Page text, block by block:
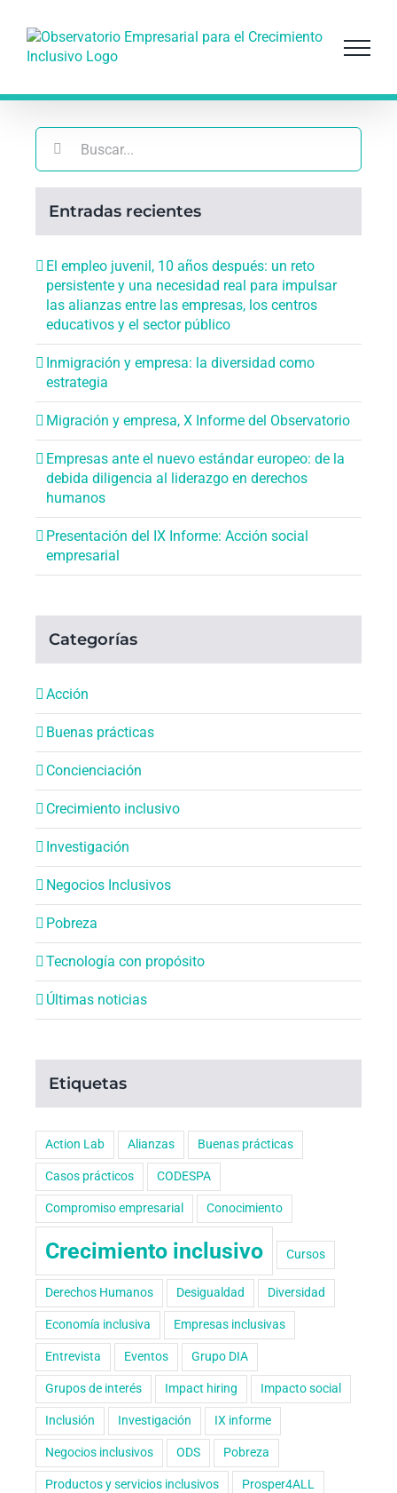
contenido
Buscar:
Entradas recientes
El empleo juvenil, 10 años después: un reto
persistente y una necesidad real para impulsar
las alianzas entre las empresas, los centros
educativos y el sector público
Inmigración y empresa: la diversidad como
estrategia
Migración y empresa, X Informe del Observatorio
Empresas ante el nuevo estándar europeo: de la
debida diligencia al liderazgo en derechos
humanos
Presentación del IX Informe: Acción social
empresarial
Categorías
Acción
Buenas prácticas
Concienciación
Crecimiento inclusivo
Investigación
Negocios Inclusivos
Pobreza
Tecnología con propósito
Últimas noticias
Etiquetas
Action Lab Alianzas Buenas prácticas
Casos prácticos CODESPA
Compromiso empresarial Conocimiento
Crecimiento inclusivo Cursos
Derechos Humanos Desigualdad Diversidad
Economía inclusiva Empresas inclusivas
Entrevista Eventos Grupo DIA
Grupos de interés Impact hiring Impacto social
Inclusión Investigación IX informe
Negocios inclusivos ODS Pobreza
Productos y servicios inclusivos Prosper4ALL